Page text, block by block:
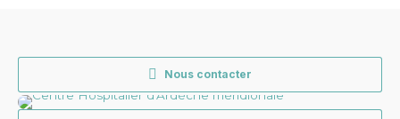
Nous contacter